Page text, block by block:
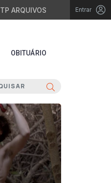
ARQUIVOS Entrar
OBITUÁRIO